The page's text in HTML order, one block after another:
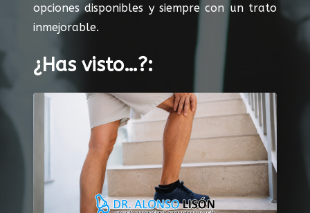
opciones disponibles y siempre con un trato
inmejorable.
¿Has visto…?: